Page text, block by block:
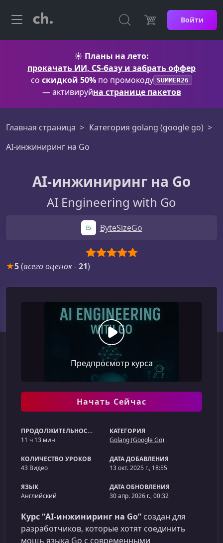
Войти
☀️ Планы на лето:
прокачать ИИ, CS-базу и забрать оффер
со скидкой 50% по промокоду SUMMER26
— активируйна странице пакетов
Главная страница
Категория golang (google go)
AI-инжиниринг на Go
AI-инжиниринг на Go
AI Engineering with Go
ByteSizeGo
★5(всего оценок-21)
Предпросмотр курса
Начать Сейчас
ПРОДОЛЖИТЕЛЬНОСТЬ
11 ч 13 мин
КАТЕГОРИЯ
Golang (Google Go)
КОЛИЧЕСТВО УРОКОВ
43 Видео
ДАТА ДОБАВЛЕНИЯ
13 окт. 2025 г., 18:55
ЯЗЫК
Английский
ДАТА ОБНОВЛЕНИЯ
30 апр. 2026 г., 00:32
Курс “AI-инжиниринг на Go” создан для
разработчиков, которые хотят соединить
мощь языка Go с современными